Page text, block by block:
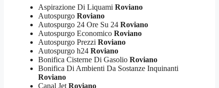
Aspirazione Di Liquami Roviano
Autospurgo Roviano
Autospurgo 24 Ore Su 24 Roviano
Autospurgo Economico Roviano
Autospurgo Prezzi Roviano
Autospurgo h24 Roviano
Bonifica Cisterne Di Gasolio Roviano
Bonifica Di Ambienti Da Sostanze Inquinanti
Roviano
Canal Jet Roviano